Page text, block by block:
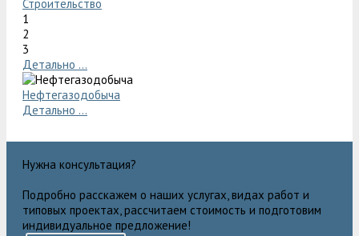
Строительство
1
2
3
Детально ...
Нефтегазодобыча
Детально ...
Нужна консультация?
Подробно расскажем о наших услугах, видах работ и
типовых проектах, рассчитаем стоимость и подготовим
индивидуальное предложение!